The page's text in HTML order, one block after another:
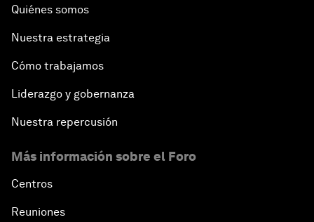
Quiénes somos
Nuestra estrategia
Cómo trabajamos
Liderazgo y gobernanza
Nuestra repercusión
Más información sobre el Foro
Centros
Reuniones